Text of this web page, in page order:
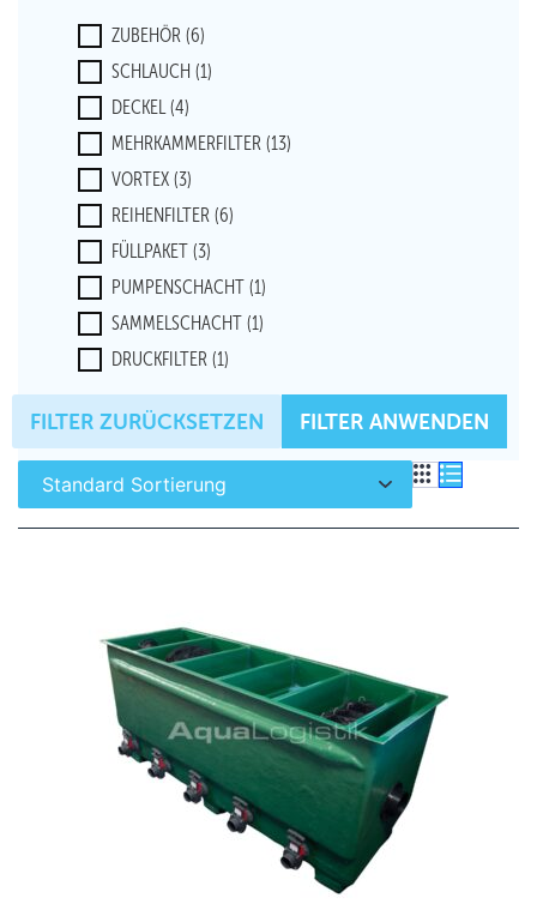
ZUBEHÖR (6)
SCHLAUCH (1)
DECKEL (4)
MEHRKAMMERFILTER (13)
VORTEX (3)
REIHENFILTER (6)
FÜLLPAKET
(3)
PUMPENSCHACHT
(1)
SAMMELSCHACHT
(1)
DRUCKFILTER (1)
MODULFILTER (1)
FILTER ANWENDEN
FILTER ZURÜCKSETZEN